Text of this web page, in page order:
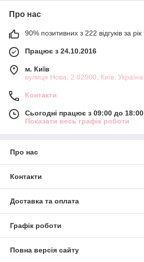
Про нас
90% позитивних з 222 відгуків за рік
Працює з 24.10.2016
м. Київ
вулиця Нова, 2 02000, Київ, Україна
Контакти
Сьогодні працює з 09:00 до 18:00
Показати весь графік роботи
Про нас
Контакти
Доставка та оплата
Графік роботи
Повна версія сайту